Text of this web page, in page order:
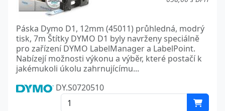
Páska Dymo D1, 12mm (45011) průhledná, modrý
tisk, 7m Štítky DYMO D1 byly navrženy speciálně
pro zařízení DYMO LabelManager a LabelPoint.
Nabízejí možnosti výkonu a výběr, které postačí k
jakémukoli úkolu zahrnujícímu...
DY.S0720510